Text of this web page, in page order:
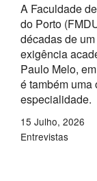
A Faculdade
do Porto
décadas de
exigência
Paulo Melo,
é também uma
especialidade.
15 Julho, 2026
Entrevistas